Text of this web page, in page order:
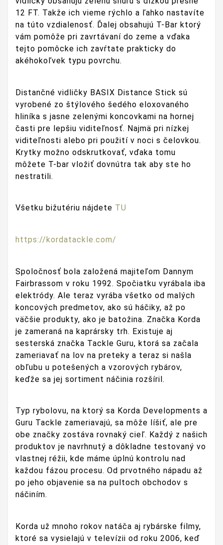
12 FT. Takže ich vieme rýchlo a ľahko nastavíte
na túto vzdialenosť. Ďalej obsahujú T-Bar ktorý
vám pomôže pri zavrtávaní do zeme a vďaka
tejto pomôcke ich zavŕtate prakticky do
akéhokoľvek typu povrchu.
Distančné vidličky BASIX Distance Stick sú
vyrobené zo štýlového šedého eloxovaného
hliníka s jasne zelenými koncovkami na hornej
časti pre lepšiu viditeľnosť. Najmä pri nízkej
viditeľnosti alebo pri použití v noci s čelovkou.
Krytky možno odskrutkovať, vďaka tomu
môžete T-bar vložiť dovnútra tak aby ste ho
nestratili.
Všetku bižutériu nájdete TU
https://kordatackle.com/
Spoločnosť bola založená majiteľom Dannym
Fairbrassom v roku 1992. Spočiatku vyrábala iba
elektródy. Ale teraz vyrába všetko od malých
koncových predmetov, ako sú háčiky, až po
väčšie produkty, ako je batožina. Značka Korda
je zameraná na kaprársky trh. Existuje aj
sesterská značka Tackle Guru, ktorá sa začala
zameriavať na lov na preteky a teraz si našla
obľubu u potešených a vzorových rybárov,
keďže sa jej sortiment náčinia rozšíril.
Typ rybolovu, na ktorý sa Korda Developments a
Guru Tackle zameriavajú, sa môže líšiť, ale pre
obe značky zostáva rovnaký cieľ. Každý z našich
produktov je navrhnutý a dôkladne testovaný vo
vlastnej réžii, kde máme úplnú kontrolu nad
každou fázou procesu. Od prvotného nápadu až
po jeho objavenie sa na pultoch obchodov s
náčiním.
Korda už mnoho rokov natáča aj rybárske filmy,
ktoré sa vysielajú v televízii od roku 2006, keď